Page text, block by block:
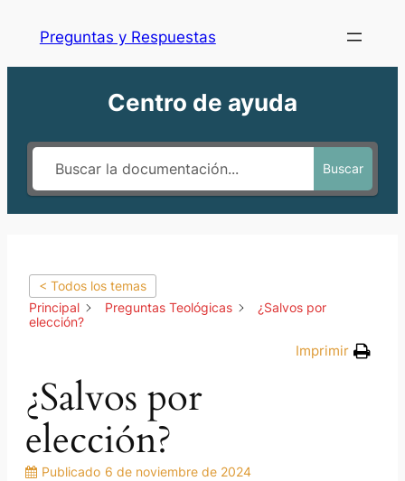
Preguntas y Respuestas
Centro de ayuda
Buscar
< Todos los temas
Principal
Preguntas Teológicas
¿Salvos por
elección?
Imprimir
¿Salvos por
elección?
Publicado 6 de noviembre de 2024